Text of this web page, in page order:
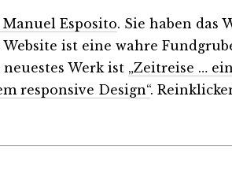
Esposito. Sie haben das
ist eine wahre
Werk ist „Zeitreise … ein
responsive Design“.